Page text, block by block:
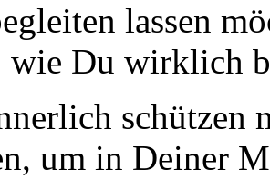
lassen
wie Du wirklich
schützen
um in Deiner